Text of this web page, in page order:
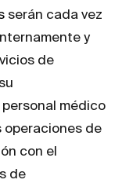
serán cada vez
y
de
médico
operaciones de
con el
de